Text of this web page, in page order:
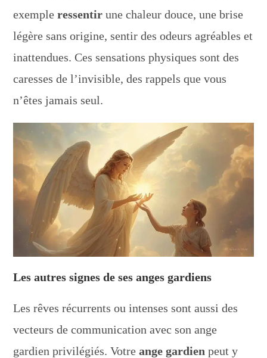
exempleressentirune chaleur douce, une brise
légère sans origine, sentir des odeurs agréables et
inattendues. Ces sensations physiques sont des
caresses de l’invisible, des rappels que vous
n’êtes jamais seul.
Les autres signes de ses anges gardiens
Les rêves récurrents ou intenses sont aussi des
vecteurs de communication avec son ange
gardien privilégiés. Votreange gardien peut y